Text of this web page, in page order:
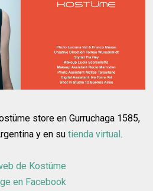
store en Gurruchaga 1585,
y en sutienda virtual.
de Kostüme
en Facebook